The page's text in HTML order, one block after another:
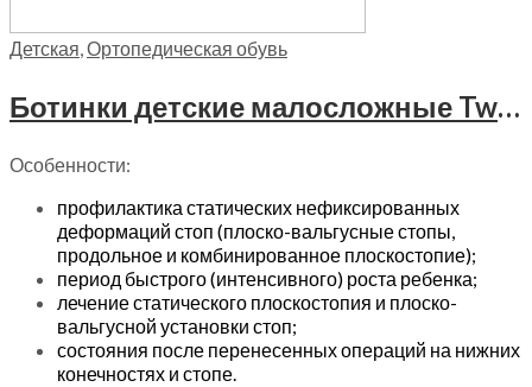
Детская,Ортопедическая обувь
Ботинки детские малосложные Twiki, TW-401-2 цвет сине-оранжевый
Особенности:
профилактика статических нефиксированных
деформаций стоп (плоско-вальгусные стопы,
продольное и комбинированное плоскостопие);
период быстрого (интенсивного) роста ребенка;
лечение статического плоскостопия и плоско-
вальгусной установки стоп;
состояния после перенесенных операций на нижних
конечностях и стопе.